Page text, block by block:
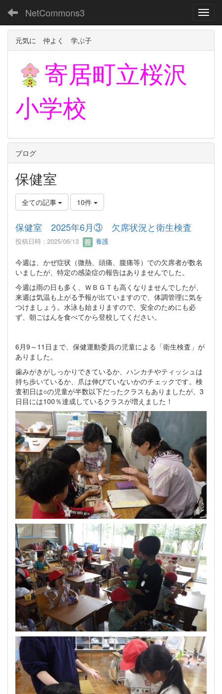
NetCommons3
元気に 仲よく 学ぶ子
寄居町立桜沢
小学校
ブログ
保健室
全ての記事 10件
保健室 2025年6月③ 欠席状況と衛生検査
投稿日時 : 2025/06/13 養護
今週は、かぜ症状（微熱、頭痛、腹痛等）での欠席者が数名
いましたが、特定の感染症の報告はありませんでした。
今週は雨の日も多く、ＷＢＧＴも高くなりませんでしたが、
来週は気温も上がる予報が出ていますので、体調管理に気を
つけましょう。水泳も始まりますので、安全のためにも必
ず、朝ごはんを食べてから登校してください。
6月9～11日まで、保健運動委員の児童による「衛生検査」が
ありました。
歯みがきがしっかりできているか、ハンカチやティッシュは
持ち歩いているか、爪は伸びていないかのチェックです。検
査初日は○の児童が半数以下だったクラスもありましたが、3
日目には100％達成しているクラスが増えました！